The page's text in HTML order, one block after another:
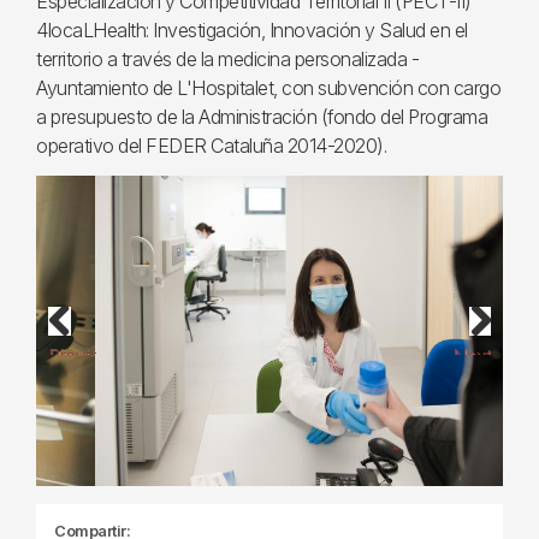
4locaLHealth: Investigación, Innovación y Salud en el
territorio a través de la medicina personalizada -
Ayuntamiento de L'Hospitalet, con subvención con cargo
a presupuesto de la Administración (fondo del Programa
operativo del FEDER Cataluña 2014-2020).
Previous Next
Compartir: